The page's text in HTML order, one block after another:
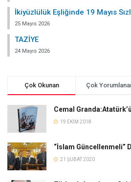
İkiyüzlülük Eşliğinde 19 Mayıs
25 Mayıs 2026
TAZİYE
24 Mayıs 2026
Çok Okunan Çok
Cemal
19 EKIM 2018
“İslam Güncellenmeli”
21 ŞUBAT 2020